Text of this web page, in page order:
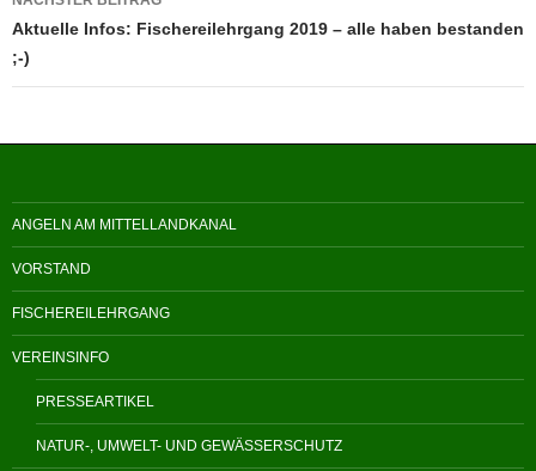
Aktuelle Infos: Fischereilehrgang 2019 – alle haben bestanden
;-)
ANGELN AM MITTELLANDKANAL
VORSTAND
FISCHEREILEHRGANG
VEREINSINFO
PRESSEARTIKEL
NATUR-, UMWELT- UND GEWÄSSERSCHUTZ